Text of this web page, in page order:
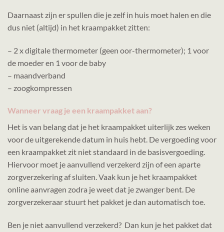
Daarnaast zijn er spullen die je zelf in huis moet halen en die
dus niet (altijd) in het kraampakket zitten:
– 2 x digitale thermometer (geen oor-thermometer); 1 voor
de moeder en 1 voor de baby
– maandverband
– zoogkompressen
Wanneer vraag je een kraampakket aan?
Het is van belang dat je het kraampakket uiterlijk zes weken
voor de uitgerekende datum in huis hebt. De vergoeding voor
een kraampakket zit niet standaard in de basisvergoeding.
Hiervoor moet je aanvullend verzekerd zijn of een aparte
zorgverzekering af sluiten. Vaak kun je het kraampakket
online aanvragen zodra je weet dat je zwanger bent. De
zorgverzekeraar stuurt het pakket je dan automatisch toe.
Ben je niet aanvullend verzekerd? Dan kun je het pakket dat